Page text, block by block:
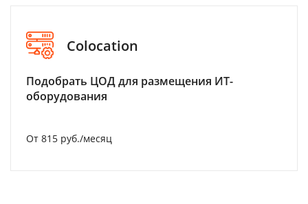
Colocation
Подобрать ЦОД для размещения ИТ-
оборудования
От 815 руб./месяц